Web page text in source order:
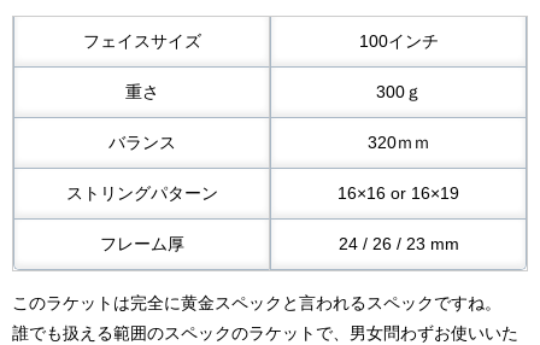
フェイスサイズ 100インチ
重さ 300ｇ
バランス 320ｍｍ
ストリングパターン 16×16 or 16×19
フレーム厚 24 / 26 / 23 mm
このラケットは完全に黄金スペックと言われるスペックですね。
誰でも扱える範囲のスペックのラケットで、男女問わずお使いいた